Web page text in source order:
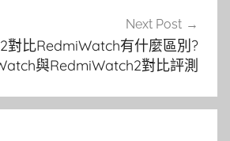
Next Post
對比RedmiWatch有什麼區別?
與RedmiWatch2對比評測